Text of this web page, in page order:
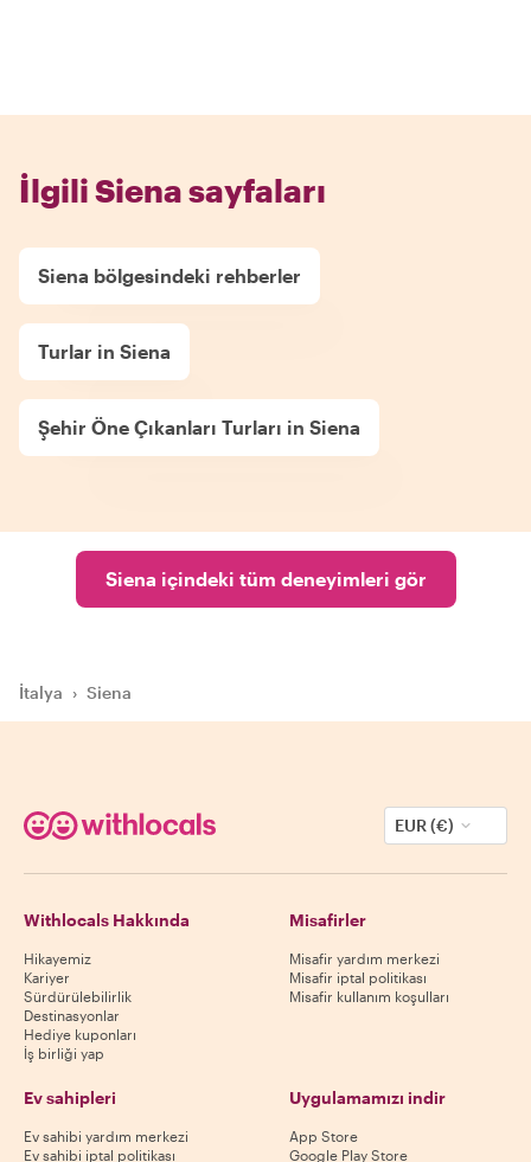
İlgili Siena sayfaları
Siena bölgesindeki rehberler
Turlar in Siena
Şehir Öne Çıkanları Turları in Siena
Siena içindeki tüm deneyimleri gör
İtalya › Siena
EUR (€)
Withlocals Hakkında
Hikayemiz
Kariyer
Sürdürülebilirlik
Destinasyonlar
Hediye kuponları
İş birliği yap
Misafirler
Misafir yardım merkezi
Misafir iptal politikası
Misafir kullanım koşulları
Ev sahipleri
Ev sahibi yardım merkezi
Ev sahibi iptal politikası
Uygulamamızı indir
App Store
Google Play Store